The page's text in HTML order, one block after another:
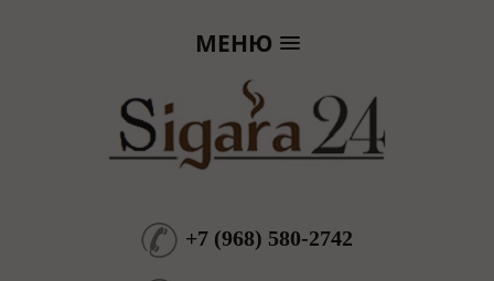
МЕНЮ
+7 (968) 580-2742